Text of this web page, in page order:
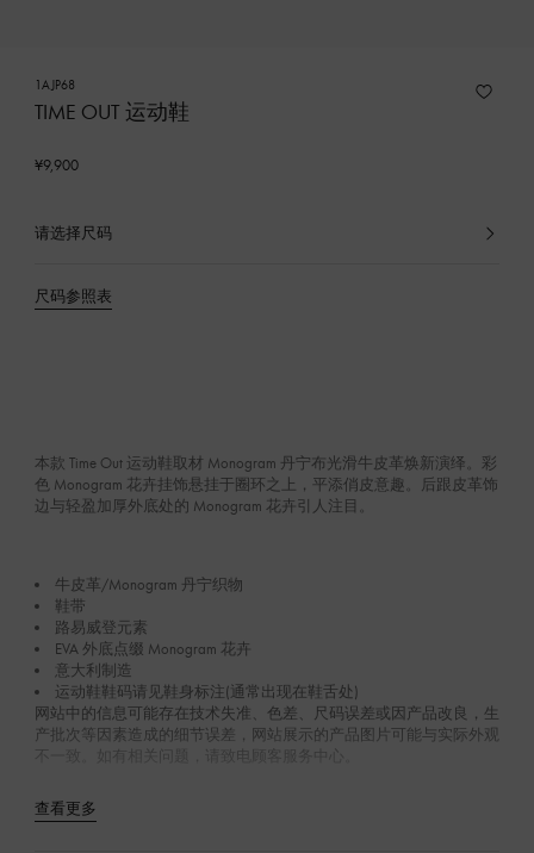
1AJP68
TIME OUT 运动鞋
¥9,900
请选择尺码
已
品
尺码参照表
本款 Time Out 运动鞋取材 Monogram 丹宁布光滑牛皮革焕新演绎。彩
色 Monogram 花卉挂饰悬挂于圈环之上，平添俏皮意趣。后跟皮革饰
边与轻盈加厚外底处的 Monogram 花卉引人注目。
牛皮革/Monogram 丹宁织物
鞋带
路易威登元素
EVA 外底点缀 Monogram 花卉
意大利制造
运动鞋鞋码请见鞋身标注(通常出现在鞋舌处)
网站中的信息可能存在技术失准、色差、尺码误差或因产品改良，生
产批次等因素造成的细节误差，网站展示的产品图片可能与实际外观
不一致。如有相关问题，请致电顾客服务中心。
查看更多